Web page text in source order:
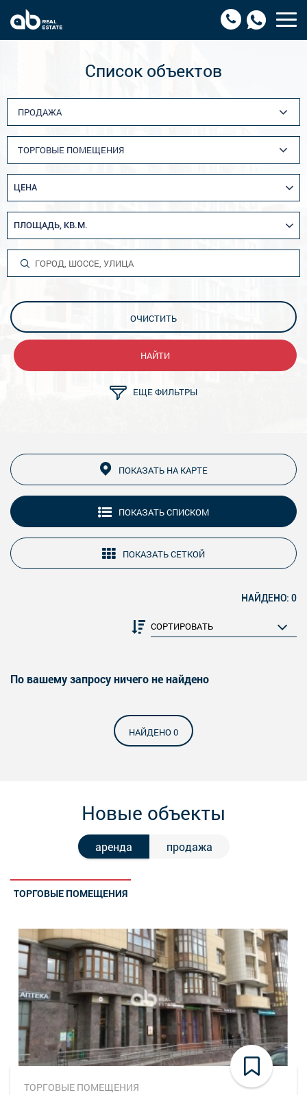
Список объектов
ПРОДАЖА
ТОРГОВЫЕ ПОМЕЩЕНИЯ
ЦЕНА
ПЛОЩАДЬ, КВ.М.
ЕЩЕ ФИЛЬТРЫ
ОЧИСТИТЬ
НАЙТИ
ПОКАЗАТЬ НА КАРТЕ
ПОКАЗАТЬ СПИСКОМ
ПОКАЗАТЬ СЕТКОЙ
НАЙДЕНО: 0
По вашему запросу ничего не найдено
НАЙДЕНО 0
Новые объекты
аренда продажа
ТОРГОВЫЕ ПОМЕЩЕНИЯ
ТОРГОВЫЕ ПОМЕЩЕНИЯ